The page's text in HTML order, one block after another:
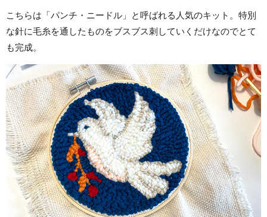
こちらは「パンチ・ニードル」と呼ばれる人気のキット。特別
な針に毛糸を通したものをブスブス刺していくだけなのでとて
も完成。